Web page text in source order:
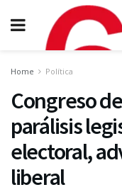
Home Política
Congreso
parálisis
electoral,
liberal